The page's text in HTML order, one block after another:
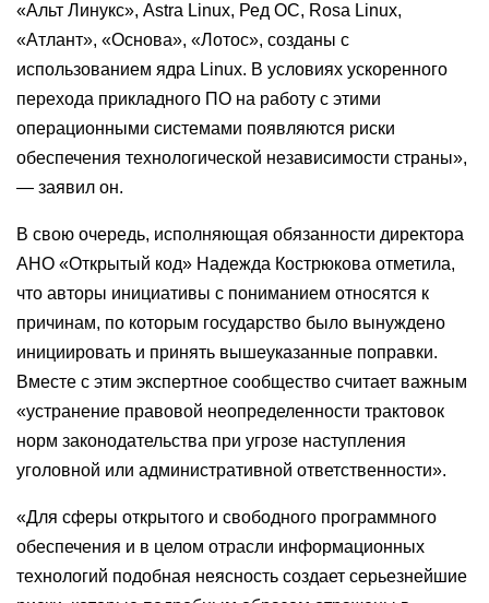
«Альт Линукс», Astra Linux, Ред ОС, Rosa Linux,
«Атлант», «Основа», «Лотос», созданы с
использованием ядра Linux. В условиях ускоренного
перехода прикладного ПО на работу с этими
операционными системами появляются риски
обеспечения технологической независимости страны»,
— заявил он.
В свою очередь, исполняющая обязанности директора
АНО «Открытый код» Надежда Кострюкова отметила,
что авторы инициативы с пониманием относятся к
причинам, по которым государство было вынуждено
инициировать и принять вышеуказанные поправки.
Вместе с этим экспертное сообщество считает важным
«устранение правовой неопределенности трактовок
норм законодательства при угрозе наступления
уголовной или административной ответственности».
«Для сферы открытого и свободного программного
обеспечения и в целом отрасли информационных
технологий подобная неясность создает серьезнейшие